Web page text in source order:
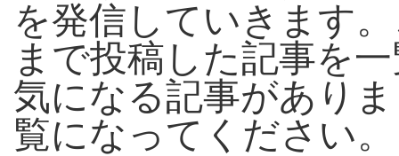
を発信していきます
まで投稿した記事を
気になる記事があり
覧になってください。